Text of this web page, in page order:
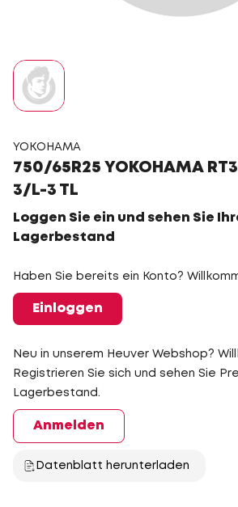
YOKOHAMA
750/65R25 YOKOHAMA
3/L-3 TL
Loggen Sie ein und sehen Sie
Lagerbestand
Haben Sie bereits ein Konto?
Einloggen
Neu in unserem Heuver Webshop?
Registrieren Sie sich und sehen Sie
Lagerbestand.
Anmelden
Datenblatt herunterladen